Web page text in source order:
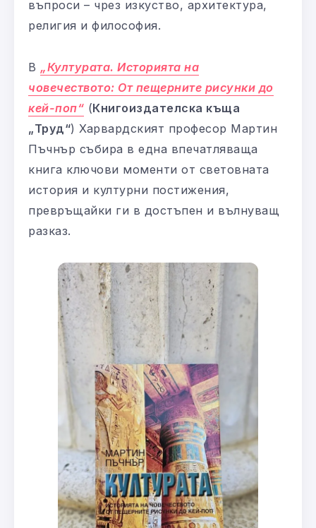
въпроси – чрез изкуство, архитектура,
религия и философия.
В „Културата. Историята на
човечеството: От пещерните рисунки до
кей-поп“ (Книгоиздателска къща
„Труд“) Харвардският професор Мартин
Пъчнър събира в една впечатляваща
книга ключови моменти от световната
история и културни постижения,
превръщайки ги в достъпен и вълнуващ
разказ.